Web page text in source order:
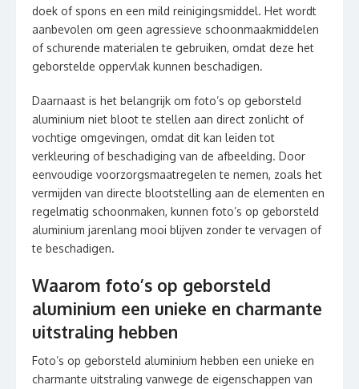
doek of spons en een mild reinigingsmiddel. Het wordt
aanbevolen om geen agressieve schoonmaakmiddelen
of schurende materialen te gebruiken, omdat deze het
geborstelde oppervlak kunnen beschadigen.
Daarnaast is het belangrijk om foto’s op geborsteld
aluminium niet bloot te stellen aan direct zonlicht of
vochtige omgevingen, omdat dit kan leiden tot
verkleuring of beschadiging van de afbeelding. Door
eenvoudige voorzorgsmaatregelen te nemen, zoals het
vermijden van directe blootstelling aan de elementen en
regelmatig schoonmaken, kunnen foto’s op geborsteld
aluminium jarenlang mooi blijven zonder te vervagen of
te beschadigen.
Waarom foto’s op geborsteld
aluminium een unieke en charmante
uitstraling hebben
Foto’s op geborsteld aluminium hebben een unieke en
charmante uitstraling vanwege de eigenschappen van